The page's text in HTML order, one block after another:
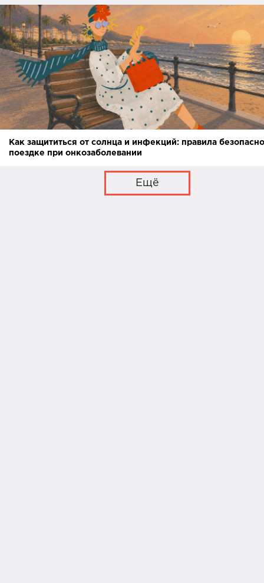
Как защититься от солнца и инфекций: правила
поездке при онкозаболевании
Ещё